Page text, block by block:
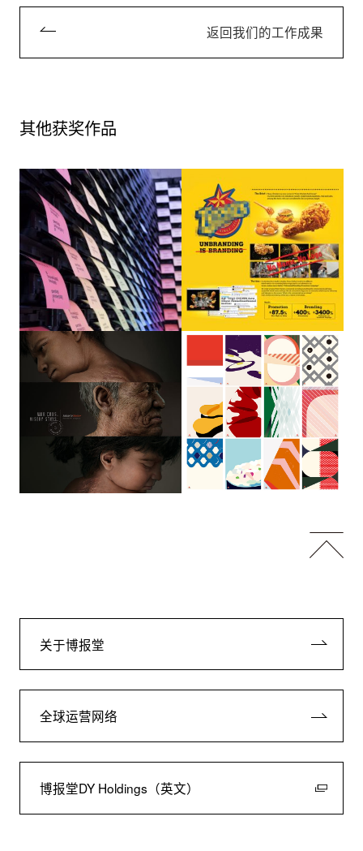
返回我们的工作成果
其他获奖作品
Jakarta Globe
Scars of Misery（伤痛之痕）
Kappa Create Co.,
Ltd.
Kappa Sushi – Modern Pop
Sushi Campaign
关于博报堂
全球运营网络
博报堂DY Holdings（英文）